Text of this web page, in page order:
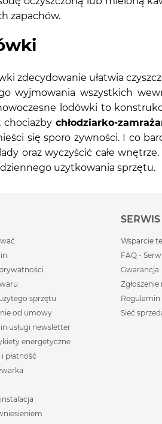
zapachów.
zdecydowanie ułatwia
wyjmowania wszystkich
lodówki to
chociażbychłodziarko-
się sporo żywności. I co
oraz wyczyścić całe
użytkowania sprzętu.
sprzętu
od umowy
usługi newsletter
energetyczne
płatność
SERWIS
Wsparcie
FAQ -
Gwarancja
Sieć